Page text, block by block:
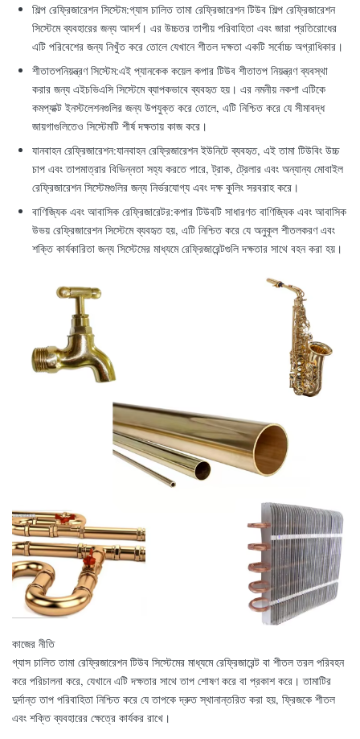
শিল্প রেফ্রিজারেশন সিস্টেম:গ্যাস চালিত তামা রেফ্রিজারেশন টিউব শিল্প রেফ্রিজারেশন
সিস্টেমে ব্যবহারের জন্য আদর্শ। এর উচ্চতর তাপীয় পরিবাহিতা এবং জারা প্রতিরোধের
এটি পরিবেশের জন্য নিখুঁত করে তোলে যেখানে শীতল দক্ষতা একটি সর্বোচ্চ অগ্রাধিকার।
শীতাতপনিয়ন্ত্রণ সিস্টেম:এই প্যানকেক কয়েল কপার টিউব শীতাতপ নিয়ন্ত্রণ ব্যবস্থা
করার জন্য এইচভিএসি সিস্টেমে ব্যাপকভাবে ব্যবহৃত হয়। এর নমনীয় নকশা এটিকে
কমপ্যাক্ট ইনস্টলেশনগুলির জন্য উপযুক্ত করে তোলে, এটি নিশ্চিত করে যে সীমাবদ্ধ
জায়গাগুলিতেও সিস্টেমটি শীর্ষ দক্ষতায় কাজ করে।
যানবাহন রেফ্রিজারেশন:যানবাহন রেফ্রিজারেশন ইউনিটে ব্যবহৃত, এই তামা টিউবিং উচ্চ
চাপ এবং তাপমাত্রার বিভিন্নতা সহ্য করতে পারে, ট্রাক, ট্রেলার এবং অন্যান্য মোবাইল
রেফ্রিজারেশন সিস্টেমগুলির জন্য নির্ভরযোগ্য এবং দক্ষ কুলিং সরবরাহ করে।
বাণিজ্যিক এবং আবাসিক রেফ্রিজারেটর:কপার টিউবটি সাধারণত বাণিজ্যিক এবং আবাসিক
উভয় রেফ্রিজারেশন সিস্টেমে ব্যবহৃত হয়, এটি নিশ্চিত করে যে অনুকূল শীতলকরণ এবং
শক্তি কার্যকারিতা জন্য সিস্টেমের মাধ্যমে রেফ্রিজারেন্টগুলি দক্ষতার সাথে বহন করা হয়।
কাজের নীতি
গ্যাস চালিত তামা রেফ্রিজারেশন টিউব সিস্টেমের মাধ্যমে রেফ্রিজারেন্ট বা শীতল তরল পরিবহন
করে পরিচালনা করে, যেখানে এটি দক্ষতার সাথে তাপ শোষণ করে বা প্রকাশ করে। তামাটির
দুর্দান্ত তাপ পরিবাহিতা নিশ্চিত করে যে তাপকে দ্রুত স্থানান্তরিত করা হয়, ফ্রিজকে শীতল
এবং শক্তি ব্যবহারের ক্ষেত্রে কার্যকর রাখে।